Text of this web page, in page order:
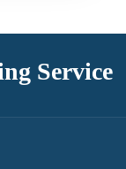
Service